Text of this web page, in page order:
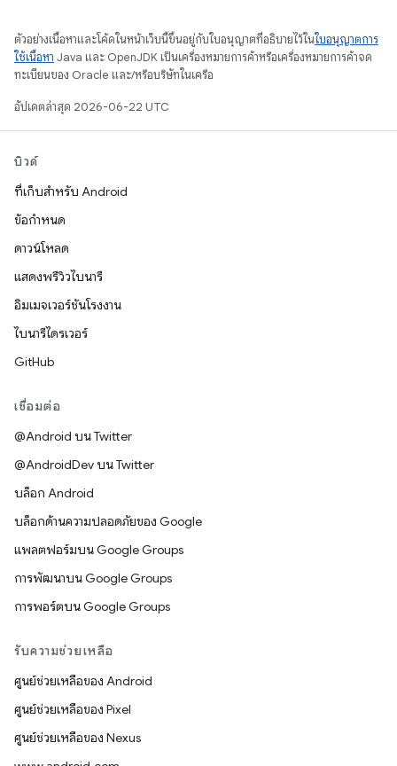
ตัวอย่างเนื้อหาและโค้ดในหน้าเว็บนี้ขึ้นอยู่กับใบอนุญาตที่อธิบายไว้ในใบอนุญาตการ
ใช้เนื้อหา Java และ OpenJDK เป็นเครื่องหมายการค้าหรือเครื่องหมายการค้าจด
ทะเบียนของ Oracle และ/หรือบริษัทในเครือ
อัปเดตล่าสุด 2026-06-22 UTC
บิวด์
ที่เก็บสำหรับ Android
ข้อกำหนด
ดาวน์โหลด
แสดงพรีวิวไบนารี
อิมเมจเวอร์ชันโรงงาน
ไบนารีไดรเวอร์
GitHub
เชื่อมต่อ
@Android บน Twitter
@AndroidDev บน Twitter
บล็อก Android
บล็อกด้านความปลอดภัยของ Google
แพลตฟอร์มบน Google Groups
การพัฒนาบน Google Groups
การพอร์ตบน Google Groups
รับความช่วยเหลือ
ศูนย์ช่วยเหลือของ Android
ศูนย์ช่วยเหลือของ Pixel
ศูนย์ช่วยเหลือของ Nexus